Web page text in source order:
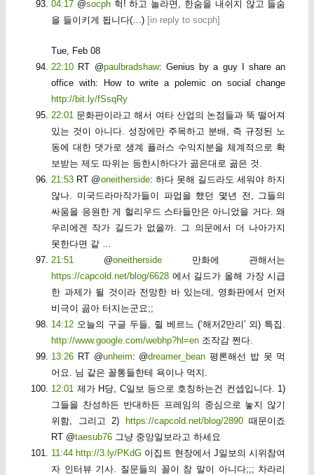
04:17 @socph헉! 하고 놀라면, 한숨을 내쉬지 않고 들숨
을 들이키게 됩니다(…) [in reply to socph]
Tue, Feb 08
22:10 RT @paulbradshaw: Genius by a guy I share an
office with: How to write a polemic on social change
http://bit.ly/fSsqRy
22:01 문화판이라고 해서 여타 산업의 논점들과 뚝 떨어져
있는 것이 아니다. 성장에만 주목하고 분배, 즉 규정된 노
동에 대한 댓가로 생계 플러스 수익지분을 체계적으로 확
보받는 제도 따위는 등한시하다가 곪은대로 곪은 것.
21:53 RT @oneitherside: 하다 못해 길드라도 세워야 하지
않나. 미국드라마작가들이 파업을 했던 몇년 전, 그들의
싸움을 응원한 게 헐리우드 스타들만은 아니었을 거다. 왜
우리에겐 작가 길드가 없을까. 그 의문에서 더 나아가지
못한다면 같 …
21:51
@oneitherside만화에 관해서는
https://capcold.net/blog/6628 에서 길드가 올해 가장 시급
한 과제가 될 것이라 전망한 바 있는데, 영화판에서 먼저
비극이 곪아 터지는군요;;
14:12 오늘의 구글 두들, 쥘 베르느 (‘해저2만리’ 외) 특집.
http://www.google.com/webhp?hl=en 조작감 쩐다.
13:26 RT @unheim: @dreamer_bean 평론해선 밥 못 먹
어요. 님 같은 꼴통들한테 욕이나 먹지.
12:01 제가 H당, C일보 등으로 호칭하는건 컨셉입니다. 1)
그들을 찬성하든 반대하든 프레임의 중심으로 놓지 않기
위함, 그리고 2) https://capcold.net/blog/2890때문이죠
RT @taesub76 그냥 중앙일보라고 하세요
11:44 http://3.ly/PKdG 이집트 현장에서 J일보의 시위참여
자 인터뷰 기사. 질문들의 꼴이 참 말이 아니다;;; 차라리